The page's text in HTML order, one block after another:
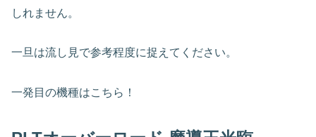
しれません。
一旦は流し見で参考程度に捉えてください。
一発目の機種はこちら！